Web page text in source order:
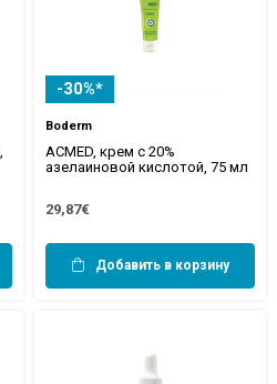
-30%*
Boderm
ACMED, крем с 20%
азелаиновой кислотой, 75 мл
29,87€
Добавить в корзину